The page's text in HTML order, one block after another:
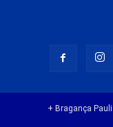
+ Bragança